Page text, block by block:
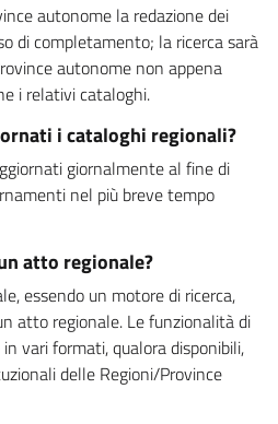
autonome la redazione dei
di completamento; la ricerca sarà
autonome non appena
i relativi cataloghi.
i cataloghi regionali?
giornalmente al fine di
nel più breve tempo
atto regionale?
essendo un motore di ricerca,
atto regionale. Le funzionalità di
vari formati, qualora disponibili,
delle Regioni/Province